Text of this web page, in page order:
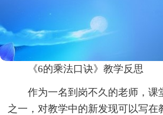
《6的乘法口诀》教学反思
作为一名到岗不久的老师，课
之一，对教学中的新发现可以写在